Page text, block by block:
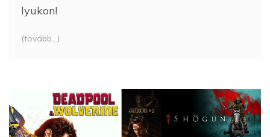
lyukon!
(tovább…)